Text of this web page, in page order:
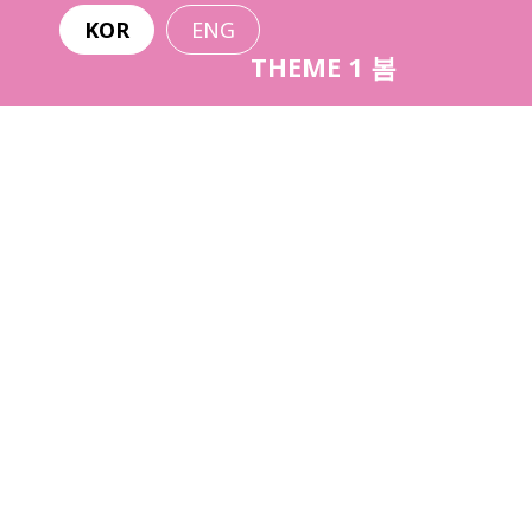
KOR ENG
THEME 1 봄